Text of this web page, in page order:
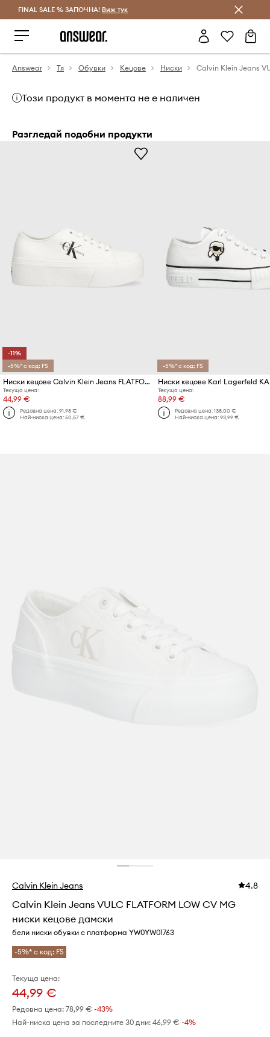
Спестявай с Answear Club
FINAL SALE % ЗАПОЧНА! Виж тук
Answear Тя Обувки Кецове Ниски
Този продукт в момента не е наличен
Разгледай подобни продукти
-11%
-5%* с код: FS
Ниски кецове Calvin Klein Jeans FLATFORM+ CUPSOLE LOW TXT
Текуща цена:
44,99 €
Редовна цена:91,98 €
Най-ниска цена:50,57 €
-5%* с код: FS
Текуща цена:
88,99 €
Редовна цена:138,00 €
Най-ниска цена:93,99 €
Calvin Klein Jeans 4.8
Calvin Klein Jeans VULC FLATFORM LOW CV MG
ниски кецове дамски
бели ниски обувки с платформа YW0YW01763
-5%* с код: FS
Текуща цена:
44,99 €
Редовна цена: 78,99 € -43%
Най-ниска цена за последните 30 дни: 46,99 € -4%